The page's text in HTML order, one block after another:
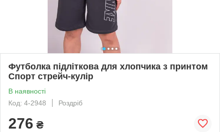
Футболка підліткова для хлопчика з принтом
Спорт стрейч-кулір
В наявності
Код: 4-2948
Роздріб
276 ₴